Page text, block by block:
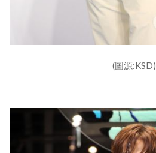
(圖源:KSD)